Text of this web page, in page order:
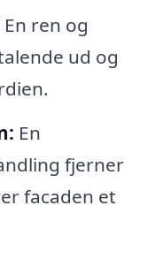
En ren og
ud og
En
fjerner
facaden et